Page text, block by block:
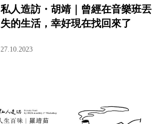
私人造訪・胡靖｜曾經在音樂班丟
失的生活，幸好現在找回來了
27.10.2023